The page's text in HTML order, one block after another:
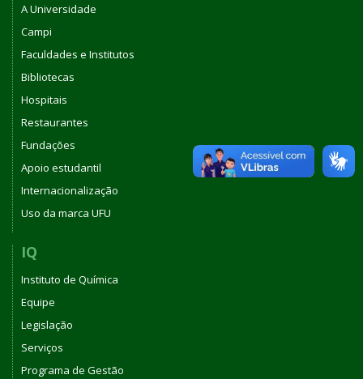
A Universidade
Campi
Faculdades e Institutos
Bibliotecas
Hospitais
Restaurantes
Fundações
Apoio estudantil
Internacionalização
Uso da marca UFU
IQ
Instituto de Química
Equipe
Legislação
Serviços
Programa de Gestão